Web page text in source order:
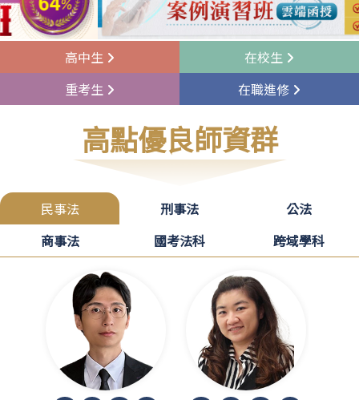
高中生
在校生
重考生
在職進修
高點優良師資群
民事法 刑事法
公法
商事法
國考法科 跨域學科